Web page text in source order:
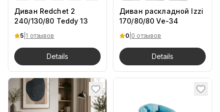
Диван Redchet 2
240/130/80 Teddy 13
5 1 отзывов
Details
Диван раскладной Izzi
170/80/80 Ve-34
0 0 отзывов
Details